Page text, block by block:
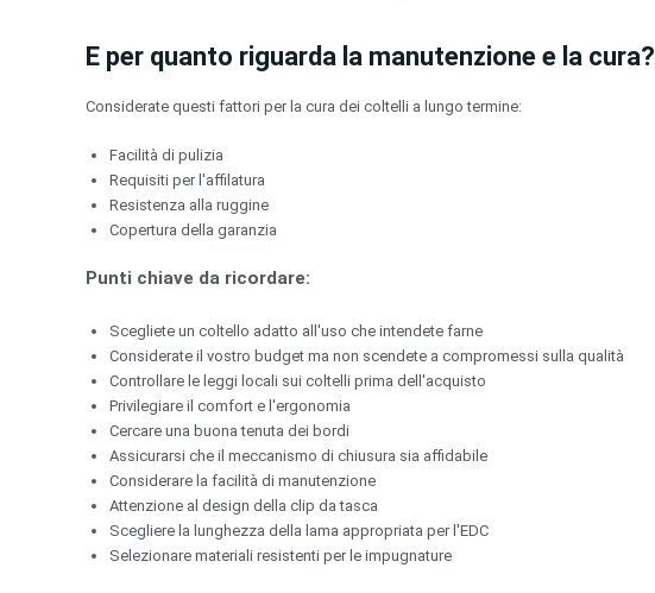
E per quanto riguarda la manutenzione e la cura?
Considerate questi fattori per la cura dei coltelli a lungo termine:
Facilità di pulizia
Requisiti per l'affilatura
Resistenza alla ruggine
Copertura della garanzia
Punti chiave da ricordare:
Scegliete un coltello adatto all'uso che intendete farne
Considerate il vostro budget ma non scendete a compromessi sulla qualità
Controllare le leggi locali sui coltelli prima dell'acquisto
Privilegiare il comfort e l'ergonomia
Cercare una buona tenuta dei bordi
Assicurarsi che il meccanismo di chiusura sia affidabile
Considerare la facilità di manutenzione
Attenzione al design della clip da tasca
Scegliere la lunghezza della lama appropriata per l'EDC
Selezionare materiali resistenti per le impugnature